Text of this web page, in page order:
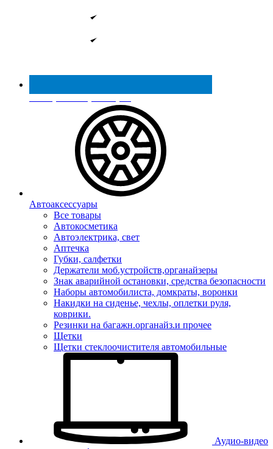
Реестр МинПромТорга
Автоаксессуары
Все товары
Автокосметика
Автоэлектрика, свет
Аптечка
Губки, салфетки
Держатели моб.устройств,органайзеры
Знак аварийной остановки, средства безопасности
Наборы автомобилиста, домкраты, воронки
Накидки на сиденье, чехлы, оплетки руля,
коврики.
Резинки на багажн.органайз.и прочее
Щетки
Щетки стеклоочистителя автомобильные
Аудио-видео